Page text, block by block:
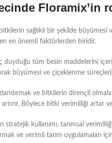
Floramix’in
sağlıklı bir şekilde
en önemli faktörlerden biridir.
duyduğu tüm besin maddelerini
büyümesi ve çiçeklenme
ve bitkilerin dirençli
Böylece bitki verimliliği artar
stratejik kullanımı, tarımsal
ve verimli tarım uygulamaları için